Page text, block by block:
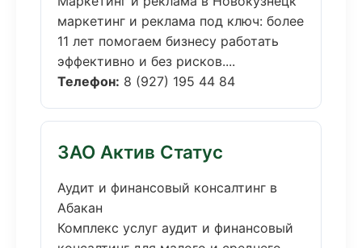
маркетинг и реклама под ключ: более
11 лет помогаем бизнесу работать
эффективно и без рисков....
Телефон: 8 (927) 195 44 84
ЗАО Актив Статус
Аудит и финансовый консалтинг в
Абакан
Комплекс услуг аудит и финансовый